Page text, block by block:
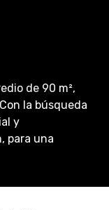
de 90 m²,
la búsqueda
y
para una